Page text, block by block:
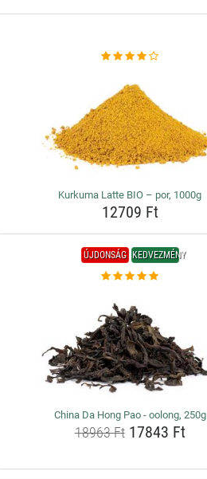
Kurkuma Latte BIO – por, 1000g
12709 Ft
ÚJDONSÁG KEDVEZMÉNY
China Da Hong Pao - oolong, 250g
18963 Ft17843 Ft